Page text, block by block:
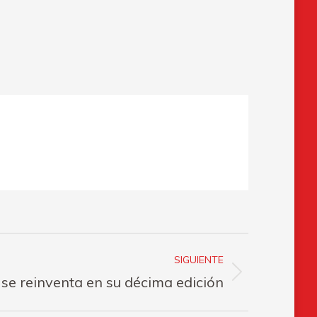
SIGUIENTE
reinventa en su décima edición